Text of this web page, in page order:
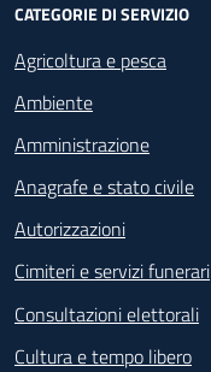
CATEGORIE DI SERVIZIO
Agricoltura e pesca
Ambiente
Amministrazione
Anagrafe e stato civile
Autorizzazioni
Cimiteri e servizi funerari
Consultazioni elettorali
Cultura e tempo libero